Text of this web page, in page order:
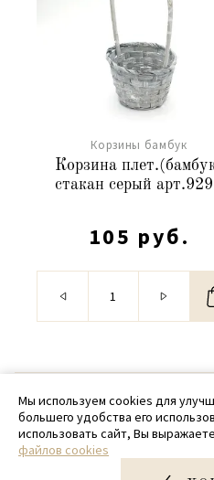
Корзины бамбук
Корзина
стакан серый
105 руб.
© 2020 -
+ 7 (918)
Мы используем cookies для
большего удобства его
использовать сайт, Вы
файлов cookies